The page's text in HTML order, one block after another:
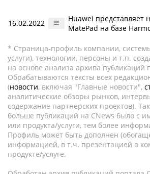
16.02.2022
Huawei представляет
MatePad на базе
* Страница-профиль компании,
услуги), технологии, персоны и т.п.
на основе анализа архива публикаций
Обрабатываются тексты всех
(новости, включая "Главные новости",
аналитические обзоры рынков,
содержание партнёрских проектов).
больше публикаций на CNews было с
или продукта/услуги, тем более
Профиль может быть дополнен
информацией, в т.ч. презентацией о
продукте/услуге.